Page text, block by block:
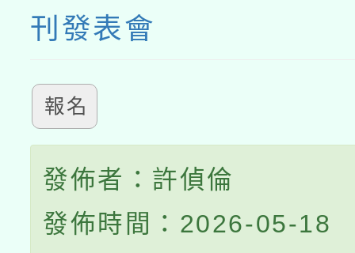
刊發表會
報名
發佈者：許偵倫
發佈時間：2026-05-18